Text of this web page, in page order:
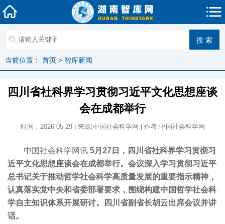
当前位置： 首页 > 智库新闻
四川省社科界学习贯彻习近平文化思想座谈
会在成都举行
时间：2026-05-29 | 来源:中国社会科学网 | 作者:中国社会科学网
中国社会科学网讯 5月27日，四川省社科界学习贯彻习
近平文化思想座谈会在成都举行。会议深入学习贯彻习近平
总书记关于推动哲学社会科学高质量发展的重要指示精神，
认真落实党中央和省委部署要求，围绕构建中国哲学社会科
学自主知识体系开展研讨。四川省副省长胡云出席会议并讲
话。